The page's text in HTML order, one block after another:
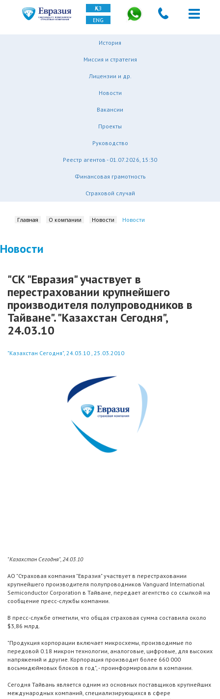
ҚАЗ
ENG
История
Миссия и стратегия
Лицензии и др.
Новости
Вакансии
Проекты
Руководство
Реестр агентов - 01.07.2026, 15:30
Финансовая грамотность
Страховой случай
Главная О компании Новости Новости
Новости
"СК "Евразия" участвует в
перестраховании крупнейшего
производителя полупроводников в
Тайване". "Казахстан Сегодня",
24.03.10
"Казахстан Сегодня", 24.03.10 , 25.03.2010
"Казахстан Сегодня", 24.03.10
АО "Страховая компания "Евразия" участвует в перестраховании
крупнейшего производителя полупроводников Vanguard International
Semiconductor Corporation в Тайване, передает агентство со ссылкой на
сообщение пресс-службы компании.
В пресс-службе отметили, что общая страховая сумма составила около
$3,86 млрд.
"Продукция корпорации включает микросхемы, производимые по
передовой 0.18 микрон технологии, аналоговые, цифровые, для высоких
напряжений и другие. Корпорация производит более 660 000
восьмидюймовых блоков в год", - проинформировали в компании.
Сегодня Тайвань является одним из основных поставщиков крупнейших
международных компаний, специализирующихся в сфере